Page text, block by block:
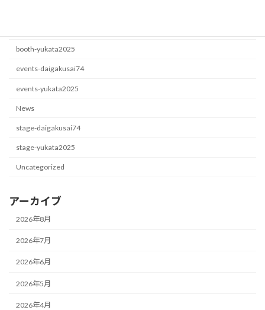
booth-yukata2025
events-daigakusai74
events-yukata2025
News
stage-daigakusai74
stage-yukata2025
Uncategorized
アーカイブ
2026年8月
2026年7月
2026年6月
2026年5月
2026年4月